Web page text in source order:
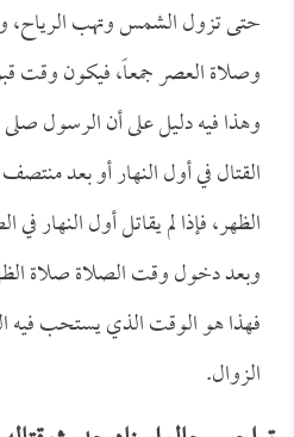
حتى تزول الشمس وتهب
وصلاة العصر جمعاً، فيكون وقت
وهذا فيه دليل على أن الرسول
القتال في أول النهار أو بعد
الظهر، فإذا لم يقاتل أول النهار
وبعد دخول وقت الصلاة صلاة
فهذا هو الوقت الذي يستحب فيه
الزوال.